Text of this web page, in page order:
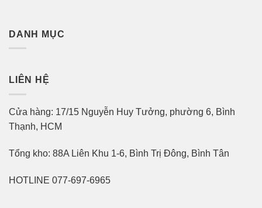
DANH MỤC
LIÊN HỆ
Cửa hàng: 17/15 Nguyễn Huy Tưởng, phường 6, Bình
Thạnh, HCM
Tổng kho: 88A Liên Khu 1-6, Bình Trị Đông, Bình Tân
HOTLINE 077-697-6965